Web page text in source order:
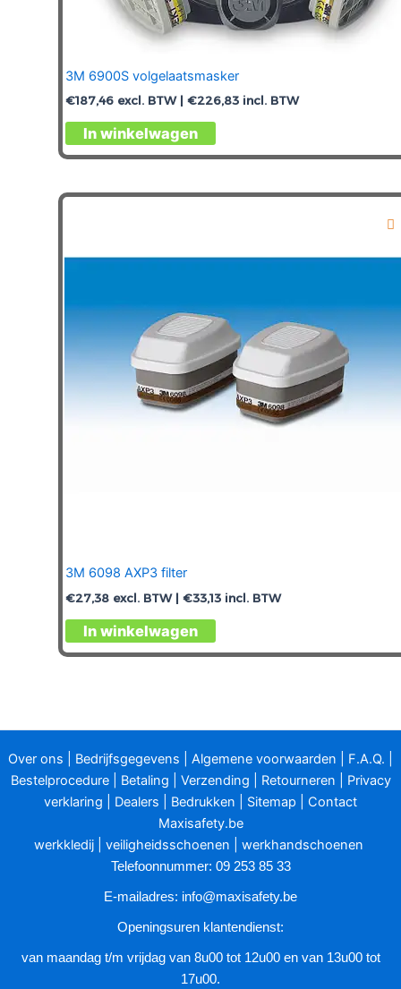
3M 6900S volgelaatsmasker
€187,46 excl. BTW | €226,83 incl. BTW
In winkelwagen
3M 6098 AXP3 filter
€27,38 excl. BTW | €33,13 incl. BTW
In winkelwagen
Over ons Bedrijfsgegevens Algemene voorwaarden F.A.Q.
Bestelprocedure| Betaling Verzending Retourneren
Privacy
verklaring
Dealers Bedrukken Sitemap
Contact
Maxisafety.be
werkkledij
veiligheidsschoenen werkhandschoenen
Telefoonnummer: 09 253 85 33
E-mailadres: info@maxisafety.be
Openingsuren klantendienst:
van maandag t/m vrijdag van 8u00 tot 12u00 en van 13u00 tot
17u00.